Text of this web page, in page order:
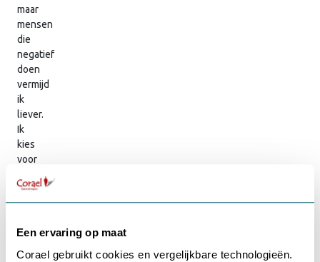
Een ervaring op maat
Corael gebruikt cookies en vergelijkbare technologieën.
maar
mensen
die
negatief
doen
vermijd
ik
liever.
Ik
kies
voor
mooie
kant
het
leven.